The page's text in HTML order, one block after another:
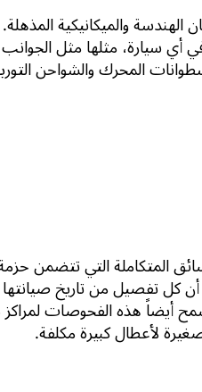
الهندسة والميكانيكية
أي سيارة، مثلها مثل
المحرك والشواحن
المتكاملة التي تتضمن
كل تفصيل من تاريخ
أيضاً هذه الفحوصات لمراكز
لأعطال كبيرة مكلفة.